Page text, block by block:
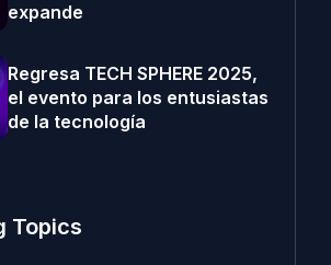
expande
Regresa TECH SPHERE 2025,
el evento para los entusiastas
de la tecnología
Topics